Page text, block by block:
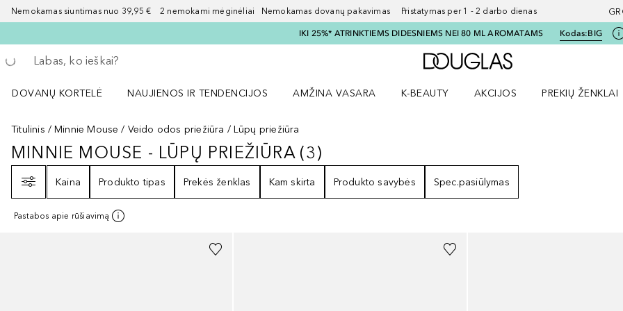
Nemokamas siuntimas nuo 39,95 € 2 nemokami mėginėliai Nemokamas dovanų pakavimas Pristatymas per 1 - 2 darbo dienas
IKI 25%* ATRINKTIEMS DIDESNIEMS NEI 80 ML AROMATAMS Kodas:BIG
Grįžk atgal
Vykdykite paiešką
Į Douglas pagrindinį
DOVANŲ KORTELĖ
NAUJIENOS IR TENDENCIJOS
AMŽINA VASARA
K-BEAUTY
AKCIJOS
PREKIŲ ŽENKLAI
Titulinis
Minnie Mouse Veido odos priežiūra Lūpų priežiūra
MINNIE MOUSE - LŪPŲ PRIEŽIŪRA3
MINNIE MOUSE - LŪPŲ PRIEŽIŪRA (3)
Kaina
Produkto tipas Prekės ženklas Kam skirta Produkto savybės Spec.pasiūlymas
Pastabos apie rūšiavimą